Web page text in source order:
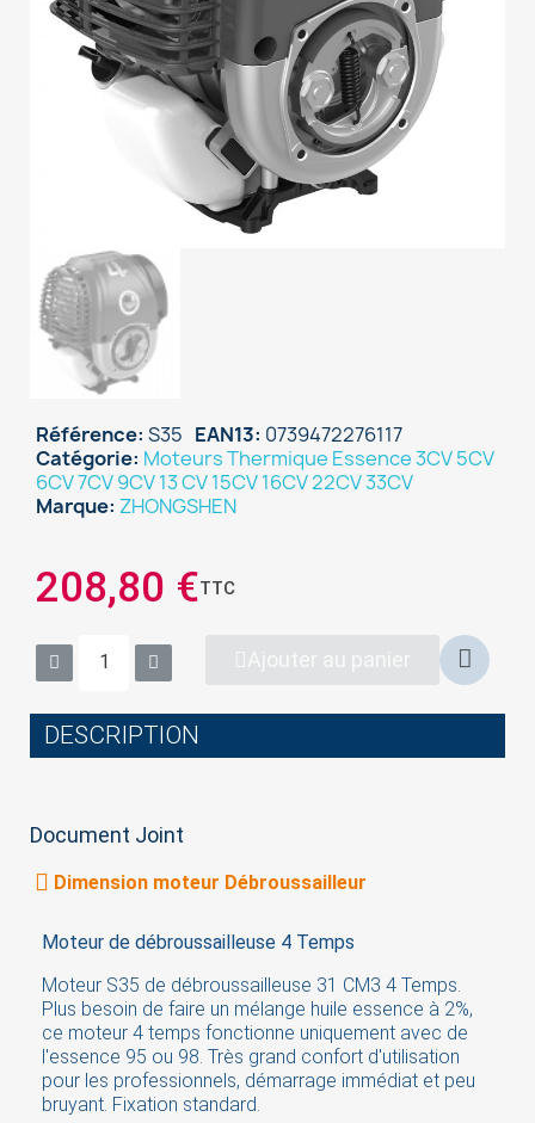
Référence S35 EAN13 0739472276117
Catégorie Moteurs Thermique Essence 3CV 5CV
6CV 7CV 9CV 13 CV 15CV 16CV 22CV 33CV
Marque ZHONGSHEN
208,80 €TTC
Ajouter au panier
DESCRIPTION
Document Joint
Dimension moteur Débroussailleur
Moteur de débroussailleuse 4 Temps
Moteur S35 de débroussailleuse 31 CM3 4 Temps.
Plus besoin de faire un mélange huile essence à 2%,
ce moteur 4 temps fonctionne uniquement avec de
l'essence 95 ou 98. Très grand confort d'utilisation
pour les professionnels, démarrage immédiat et peu
bruyant. Fixation standard.